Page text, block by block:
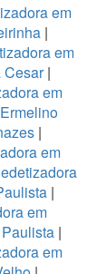
em
|
em
Cesar|
em
|
em
|
em
|
em